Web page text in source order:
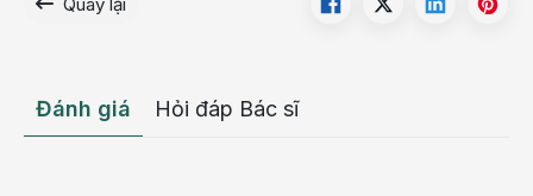
Người trong độ tuổi 30-50:
Đánh giá Hỏi đáp Bác sĩ